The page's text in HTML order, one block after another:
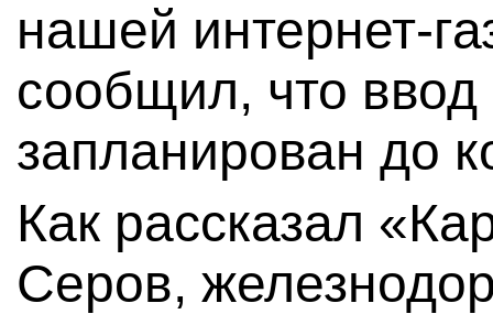
нашей интернет-
сообщил, что ввод
запланирован до
Как рассказал
Серов,